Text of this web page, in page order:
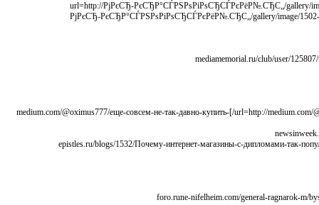
[url=http://РјРєСЂ-РєСЂР°СЃРЅРѕРіРѕСЂСЃРєРёР№.СЂС„/gallery/
РґРёРїР»РѕРјР°РјРё/?context=new/]РјРєСЂ-
[url=http://medium.com/@oximus777/еще-совсем-не-так-давно-купить-документы-об-окончании-обучения-в-нашем-государстве-удавалось-лишь-4f56470cd580/]medium.com/@oximus777/еще-совсем-не-так-давно-купить-